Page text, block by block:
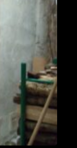
en
Tarn